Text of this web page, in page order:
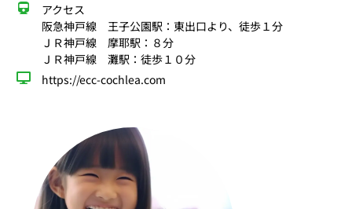
アクセス
阪急神戸線 王子公園駅：東出口より、徒歩１分
ＪＲ神戸線 摩耶駅：８分
ＪＲ神戸線 灘駅：徒歩１０分
https://ecc-cochlea.com